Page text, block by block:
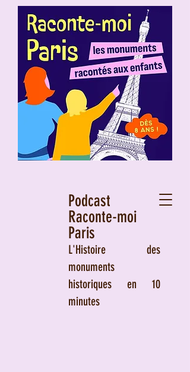
Podcast
Raconte-moi
Paris
L'Histoire des
monuments
historiques en 10
minutes